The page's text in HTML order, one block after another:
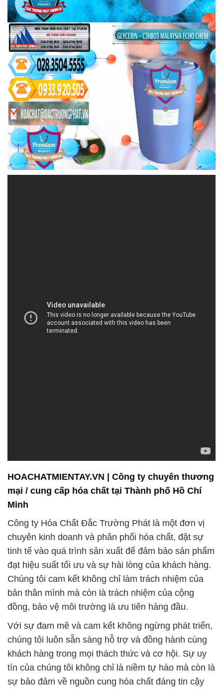
Công ty Hóa Chất Đắc Trường Phát là một đơn vị
chuyên kinh doanh và phân phối hóa chất, đặt sự
tinh tế vào quá trình sản xuất để đảm bảo sản phẩm
đạt hiệu suất tối ưu và sự hài lòng của khách hàng.
Chúng tôi cam kết không chỉ làm trách nhiệm của
bản thân mình mà còn là trách nhiệm của cộng
đồng, bảo vệ môi trường là ưu tiên hàng đầu.
Với sự đam mê và cam kết không ngừng phát triển,
chúng tôi luôn sẵn sàng hỗ trợ và đồng hành cùng
khách hàng trong mọi thách thức và cơ hội. Sự uy
tín của chúng tôi không chỉ là niềm tự hào mà còn là
sự bảo đảm về nguồn cung hóa chất đáng tin cậy
và chất lượng cao.
Sản phẩm của chúng tôi đa dạng, phục vụ mọi
ngành công nghiệp, và tầm nhìn của chúng tôi là trở
thành đối tác tin cậy cho các doanh nghiệp và tổ